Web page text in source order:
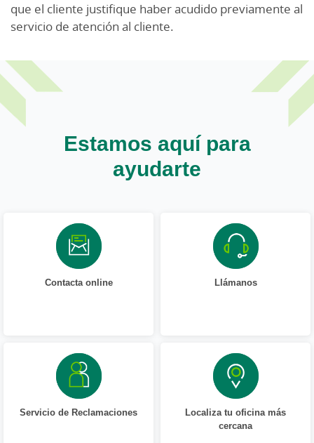
que el cliente justifique haber acudido previamente al
servicio de atención al cliente.
Estamos aquí para
ayudarte
Contacta online Llámanos
Servicio de Reclamaciones
Localiza tu oficina más
cercana